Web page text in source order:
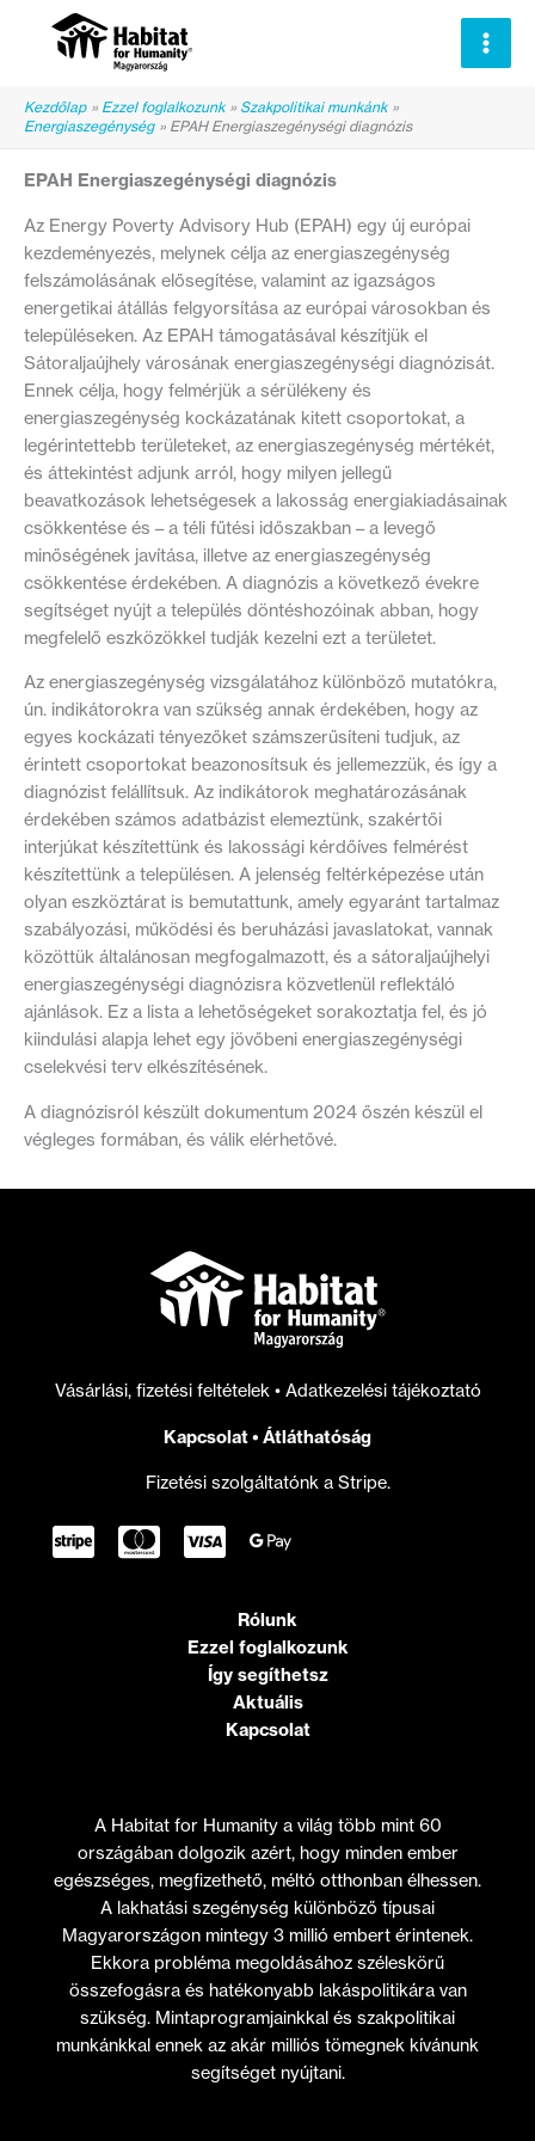
Kezdőlap Ezzel foglalkozunk
Szakpolitikai munkánk
Energiaszegénység
EPAH Energiaszegénységi diagnózis
EPAH Energiaszegénységi diagnózis
Az Energy Poverty Advisory Hub (EPAH) egy új európai
kezdeményezés, melynek célja az energiaszegénység
felszámolásának elősegítése, valamint az igazságos
energetikai átállás felgyorsítása az európai városokban és
településeken. Az EPAH támogatásával készítjük el
Sátoraljaújhely városának energiaszegénységi diagnózisát.
Ennek célja, hogy felmérjük a sérülékeny és
energiaszegénység kockázatának kitett csoportokat, a
legérintettebb területeket, az energiaszegénység mértékét,
és áttekintést adjunk arról, hogy milyen jellegű
beavatkozások lehetségesek a lakosság energiakiadásainak
csökkentése és – a téli fűtési időszakban – a levegő
minőségének javítása, illetve az energiaszegénység
csökkentése érdekében. A diagnózis a következő évekre
segítséget nyújt a település döntéshozóinak abban, hogy
megfelelő eszközökkel tudják kezelni ezt a területet.
Az energiaszegénység vizsgálatához különböző mutatókra,
ún. indikátorokra van szükség annak érdekében, hogy az
egyes kockázati tényezőket számszerűsíteni tudjuk, az
érintett csoportokat beazonosítsuk és jellemezzük, és így a
diagnózist felállítsuk. Az indikátorok meghatározásának
érdekében számos adatbázist elemeztünk, szakértői
interjúkat készítettünk és lakossági kérdőíves felmérést
készítettünk a településen. A jelenség feltérképezése után
olyan eszköztárat is bemutattunk, amely egyaránt tartalmaz
szabályozási, működési és beruházási javaslatokat, vannak
közöttük általánosan megfogalmazott, és a sátoraljaújhelyi
energiaszegénységi diagnózisra közvetlenül reflektáló
ajánlások. Ez a lista a lehetőségeket sorakoztatja fel, és jó
kiindulási alapja lehet egy jövőbeni energiaszegénységi
cselekvési terv elkészítésének.
A diagnózisról készült dokumentum 2024 őszén készül el
végleges formában, és válik elérhetővé.
Vásárlási, fizetési feltételek • Adatkezelési tájékoztató
Kapcsolat• Átláthatóság
Fizetési szolgáltatónk a Stripe.
Rólunk
Ezzel foglalkozunk
Így segíthetsz
Aktuális
Kapcsolat
A Habitat for Humanity a világ több mint 60
országában dolgozik azért, hogy minden ember
egészséges, megfizethető, méltó otthonban élhessen.
A lakhatási szegénység különböző típusai
Magyarországon mintegy 3 millió embert érintenek.
Ekkora probléma megoldásához széleskörű
összefogásra és hatékonyabb lakáspolitikára van
szükség. Mintaprogramjainkkal és szakpolitikai
munkánkkal ennek az akár milliós tömegnek kívánunk
segítséget nyújtani.